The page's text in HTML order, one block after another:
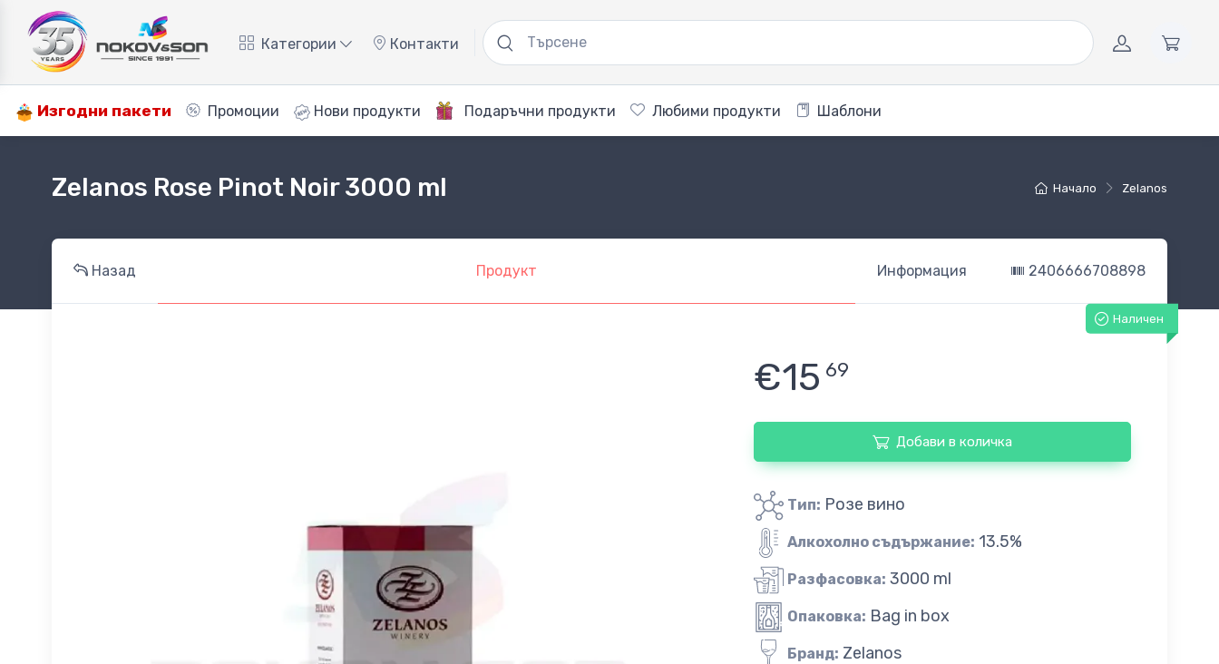
Категории Контакти
Изгодни пакети Промоции Нови продукти Подаръчни продукти Любими продукти Шаблони
Начало Zelanos
Zelanos Rose Pinot Noir 3000 ml
Назад Продукт Информация 2406666708898
Наличен
€15 69
Добави в количка
Тип: Розе вино
Алкохолно съдържание: 13.5%
Разфасовка: 3000 ml
Опаковка: Bag in box
Бранд: Zelanos